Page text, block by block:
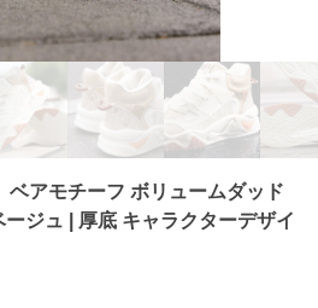
ベアモチーフ ボリュームダッド
ジュ | 厚底 キャラクターデザイ